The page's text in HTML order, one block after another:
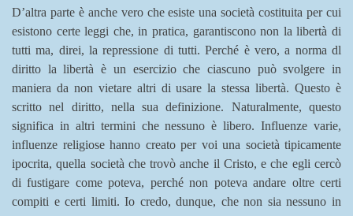
D’altra parte è anche vero che esiste una società costituita per cui
esistono certe leggi che, in pratica, garantiscono non la libertà di
tutti ma, direi, la repressione di tutti. Perché è vero, a norma dl
diritto la libertà è un esercizio che ciascuno può svolgere in
maniera da non vietare altri di usare la stessa libertà. Questo è
scritto nel diritto, nella sua definizione. Naturalmente, questo
significa in altri termini che nessuno è libero. Influenze varie,
influenze religiose hanno creato per voi una società tipicamente
ipocrita, quella società che trovò anche il Cristo, e che egli cercò
di fustigare come poteva, perché non poteva andare oltre certi
compiti e certi limiti. Io credo, dunque, che non sia nessuno in